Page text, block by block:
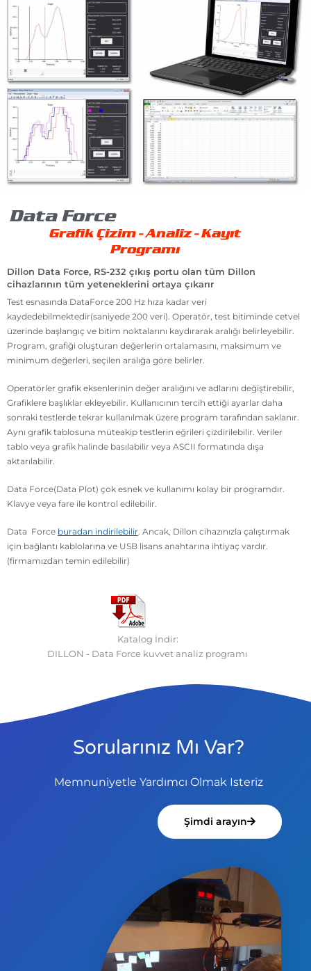
Data Force
Grafik Çizim - Analiz - Kayıt
Programı
Dillon Data Force, RS-232 çıkış portu olan tüm Dillon
cihazlarının tüm yeteneklerini ortaya çıkarır
Test esnasında DataForce 200 Hz hıza kadar veri
kaydedebilmektedir(saniyede 200 veri). Operatör, test bitiminde cetvel
üzerinde başlangıç ve bitim noktalarını kaydırarak aralığı belirleyebilir.
Program, grafiği oluşturan değerlerin ortalamasını, maksimum ve
minimum değerleri, seçilen aralığa göre belirler.
Operatörler grafik eksenlerinin değer aralığını ve adlarını değiştirebilir,
Grafiklere başlıklar ekleyebilir. Kullanıcının tercih ettiği ayarlar daha
sonraki testlerde tekrar kullanılmak üzere program tarafından saklanır.
Aynı grafik tablosuna müteakip testlerin eğrileri çizdirilebilir. Veriler
tablo veya grafik halinde basılabilir veya ASCII formatında dışa
aktarılabilir.
Data Force(Data Plot) çok esnek ve kullanımı kolay bir programdır.
Klavye veya fare ile kontrol edilebilir.
Data Force buradan indirilebilir. Ancak, Dillon cihazınızla çalıştırmak
için bağlantı kablolarına ve USB lisans anahtarına ihtiyaç vardır.
(firmamızdan temin edilebilir)
Katalog İndir:
DILLON - Data Force kuvvet analiz programı
Sorularınız Mı Var?
Memnuniyetle Yardımcı Olmak Isteriz
Şimdi arayın